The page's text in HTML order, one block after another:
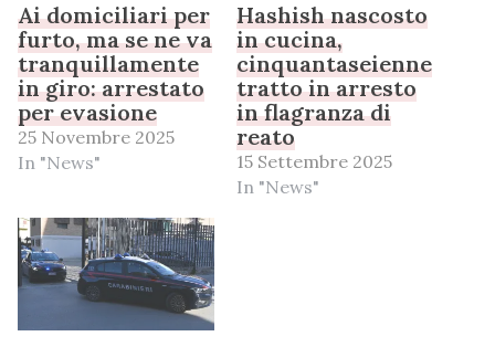
Ai domiciliari per
furto, ma se ne va
tranquillamente
in giro: arrestato
per evasione
25 Novembre 2025
In "News"
Hashish nascosto
in cucina,
cinquantaseienne
tratto in arresto
in flagranza di
reato
15 Settembre 2025
In "News"